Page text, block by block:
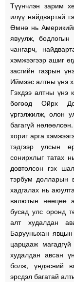
Түүнчлэн зарим
илүү найдвартай
Өмнө нь
явуулж,
чангарч,
хэмжээгээр ашиг
засгийн газрын
Иймээс алтны үнэ
Гэхдээ алтны үнэ
бөгөөд Ойрх
үргэлжилж, олон
багагүй
хориг арга
тэдгээр улсын
сонирхлыг татах
довтолсон гэх
тэрбум долларын
хадгалах нь
валютын нөөцөө
бусад улс оронд
алт худалдан
Барууныхан
царцааж
худалдан авсан
болж, үндэсний
эрсдэл багатай